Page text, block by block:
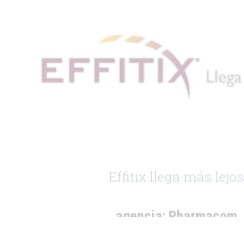
Effitix llega más lejos
agencia: Pharmacom